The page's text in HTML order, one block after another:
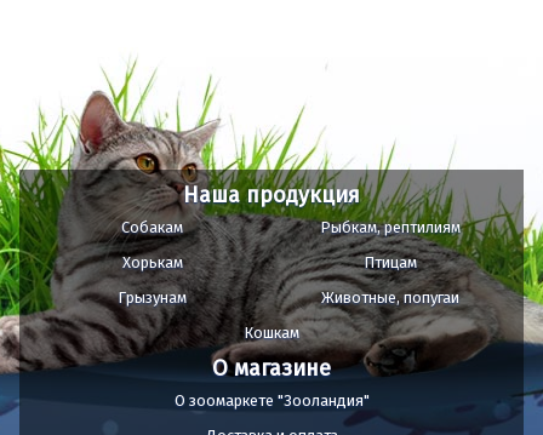
Наша продукция
Собакам
Рыбкам, рептилиям
Хорькам
Птицам
Грызунам
Животные, попугаи
Кошкам
О магазине
О зоомаркете "Зооландия"